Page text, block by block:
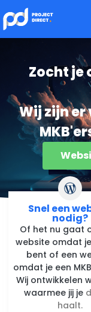
Zocht je
Wij zijn er
Snel een
nodig?
Of het nu gaat
website omdat
bent of een
omdat je een
Wij ontwikkelen
waarmee jij je
haalt.